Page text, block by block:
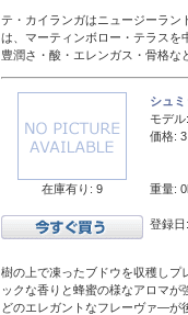
テ・カイランガはニュージーラン
は、マーティンボロー・テラスを
豊潤さ・酸・エレンガス・骨格
在庫有り: 9
シュ
モデル:
価格:
重量:
登録
樹の上で凍ったブドウを収穫しプ
ックな香りと蜂蜜の様なアロマ
どのエレガントなフレーヴァ―が